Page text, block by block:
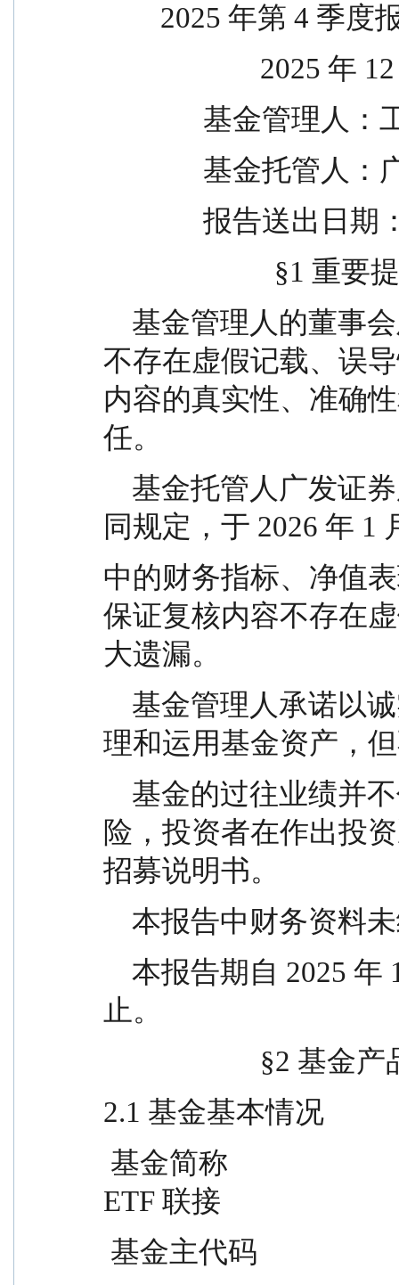
2025 年第 4 季
基
基金
报告
§1
不存在虚假记载、误
内容的真实性、准确
任。
同规定，于 2026 年 1
中的财务指标、净值
保证复核内容不存在
大遗漏。
理和运用基金资产，
险，投资者在作出投
招募说明书。
本报告中财务资料
止。
2.1 基金基本情况
ETF 联接
基金主代码